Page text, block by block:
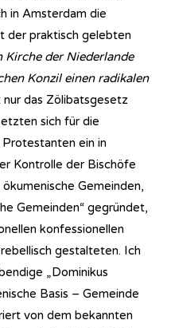
in Amsterdam die
der praktisch gelebten
Kirche der Niederlande
Konzil einen radikalen
nur das Zölibatsgesetz
sich für die
ein in
Kontrolle der Bischöfe
Gemeinden,
Gemeinden“ gegründet,
konfessionellen
gestalteten. Ich
„Dominikus
Basis – Gemeinde
von dem bekannten